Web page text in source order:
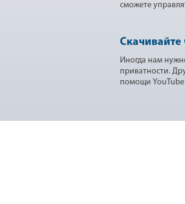
сможете
Скачивайте
Иногда нам
приватности.
помощи YouTube